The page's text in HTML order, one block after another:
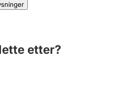
etter?